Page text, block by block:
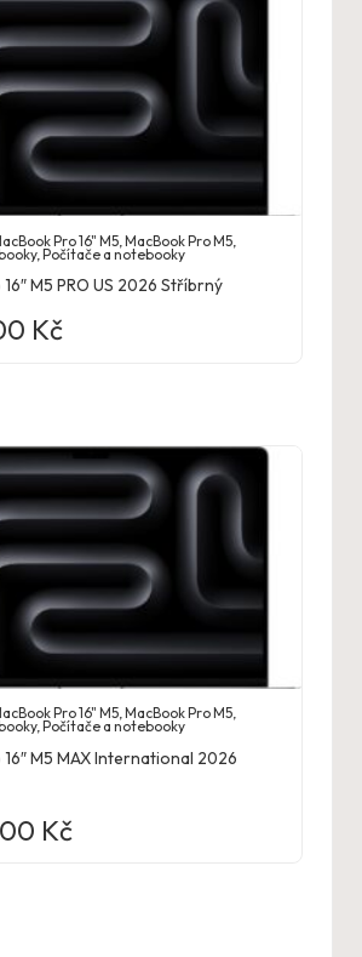
Pro 16" M5 ,MacBook Pro M5
,Počítače a notebooky
M5 PRO US 2026 Stříbrný
Kč
Pro 16" M5,MacBook Pro M5,
,Počítače a notebooky
M5 MAX International 2026
Kč